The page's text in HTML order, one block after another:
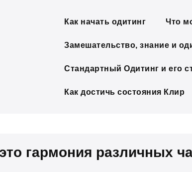
Как начать одитинг Что
Замешательство, знание и
Стандартный Одитинг и его
Как достичь состояния Клир
гармония различных